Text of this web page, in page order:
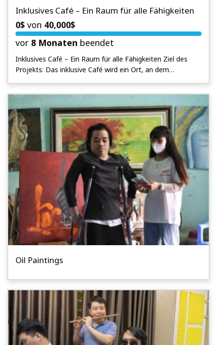
Inklusives Café – Ein Raum für alle Fähigkeiten
0$von 40,000$
vor 8 Monaten beendet
Inklusives Café – Ein Raum für alle Fähigkeiten Ziel des
Projekts: Das inklusive Café wird ein Ort, an dem
einzigartigen Fähigkeiten und Talente jedes Einzelnen
werden hier geschätzt und gefördert. Das Café wird von
benachteiligten
Oil Paintings